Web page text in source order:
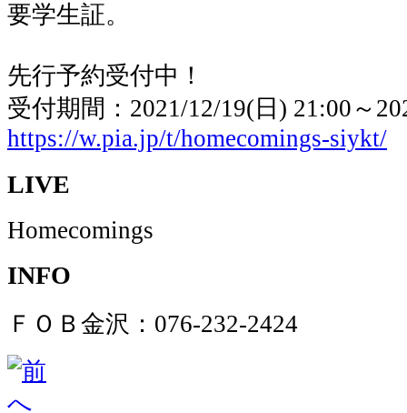
要学生証。
先行予約受付中！
受付期間：2021/12/19(日) 21:00～
https://w.pia.jp/t/homecomings-siykt/
LIVE
Homecomings
INFO
ＦＯＢ金沢：076-232-2424